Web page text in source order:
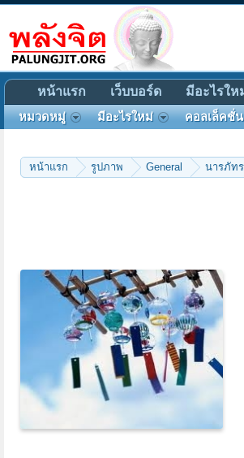
หน้าแรก รูปภาพ General นารภัทร
หน้าแรก เว็บบอร์ด มีอะไรให
หมวดหมู่ มีอะไรใหม่ คอลเล็คชั่น